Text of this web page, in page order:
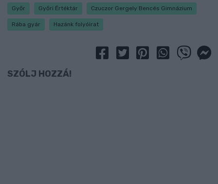
Győr Győri Értéktár Czuczor Gergely Bencés Gimnázium
Rába gyár Hazánk folyóirat
SZÓLJ HOZZÁ!